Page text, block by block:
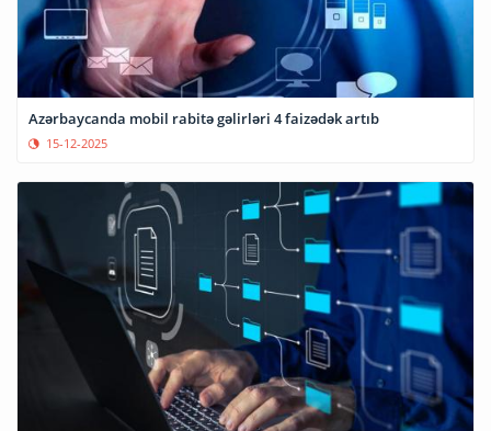
Azərbaycanda mobil rabitə gəlirləri 4 faizədək artıb
15-12-2025